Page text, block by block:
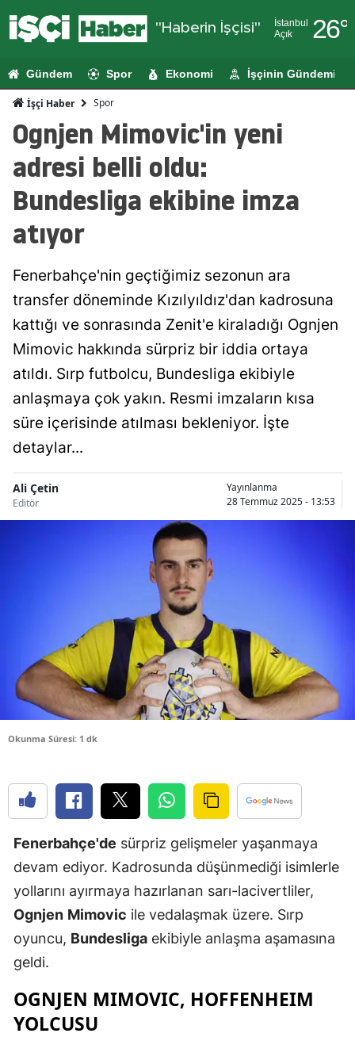
"Haberin İşçisi"
İstanbul
Açık
26°
Adıyaman
Ankara
Aydın
Bilecik
Bingöl
Bolu
Burdur
Denizli
Diyarbakır
Eskişehir
Gaziantep
Giresun
Hakkari
Gündem Spor Ekonomi İşçinin Gündemi
İşçi Haber Spor
Ognjen Mimovic'in yeni
adresi belli oldu:
Bundesliga ekibine imza
atıyor
Fenerbahçe'nin geçtiğimiz sezonun ara
transfer döneminde Kızılyıldız'dan kadrosuna
kattığı ve sonrasında Zenit'e kiraladığı Ognjen
Mimovic hakkında sürpriz bir iddia ortaya
atıldı. Sırp futbolcu, Bundesliga ekibiyle
anlaşmaya çok yakın. Resmi imzaların kısa
süre içerisinde atılması bekleniyor. İşte
detaylar...
Ali Çetin
Editör
Yayınlanma
28 Temmuz 2025 - 13:53
Okunma Süresi: 1 dk
Fenerbahçe'de sürpriz gelişmeler yaşanmaya
devam ediyor. Kadrosunda düşünmediği isimlerle
yollarını ayırmaya hazırlanan sarı-lacivertliler,
Ognjen Mimovic ile vedalaşmak üzere. Sırp
oyuncu, Bundesliga ekibiyle anlaşma aşamasına
geldi.
OGNJEN MIMOVIC, HOFFENHEIM
YOLCUSU